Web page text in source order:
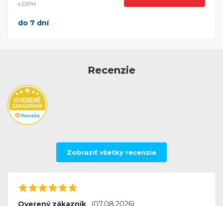
conclusion, the HP LaserJet 6p se contraption stands
professional workspace. With the LaserJet 6p se, HP
once again raises the bar for what a printer can
achieve, providing a reliable and efficient solution for
all printing needs.
s DPH
do 7 dní
Recenzie
Zobraziť všetky recenzie
Overený zákazník (07.08.2026)